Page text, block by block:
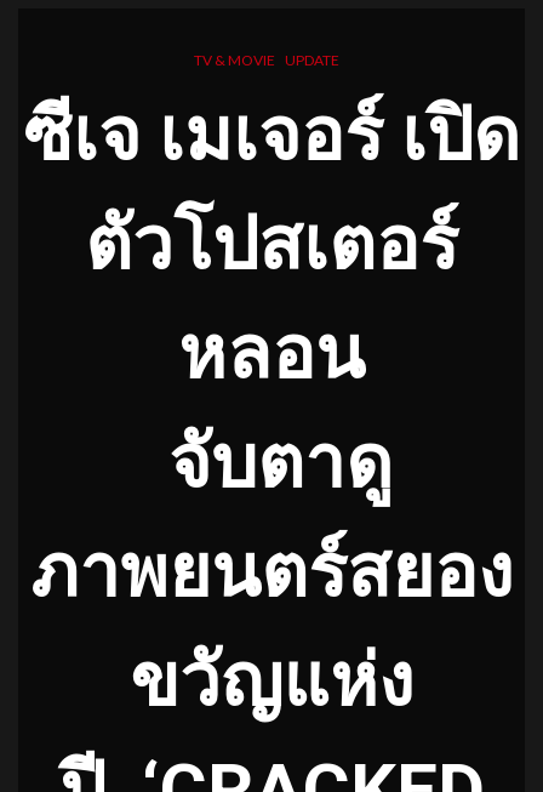
TV & MOVIE UPDATE
ซีเจ เมเจอร์ เปิด
ตัวโปสเตอร์
หลอน
จับตาดู
ภาพยนตร์สยอง
ขวัญแห่ง